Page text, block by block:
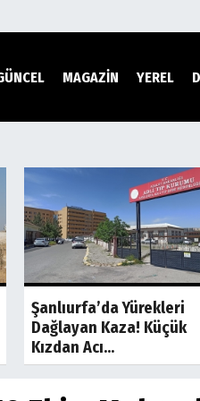
MAGAZİN YEREL
Video Galeri
Foto Galeri
Etkinlikler
Son
Şanlıurfa’da Yürekleri
Dağlayan Kaza! Küçük
Kızdan Acı...